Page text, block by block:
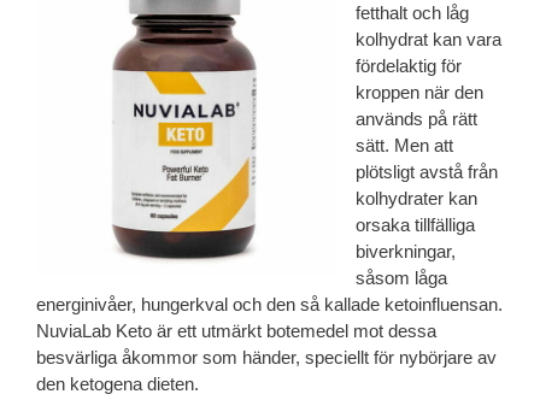
fetthalt och låg
kolhydrat kan vara
fördelaktig för
kroppen när den
används på rätt
sätt. Men att
plötsligt avstå från
kolhydrater kan
orsaka tillfälliga
biverkningar,
såsom låga
energinivåer, hungerkval och den så kallade ketoinfluensan.
NuviaLab Keto är ett utmärkt botemedel mot dessa
besvärliga åkommor som händer, speciellt för nybörjare av
den ketogena dieten.